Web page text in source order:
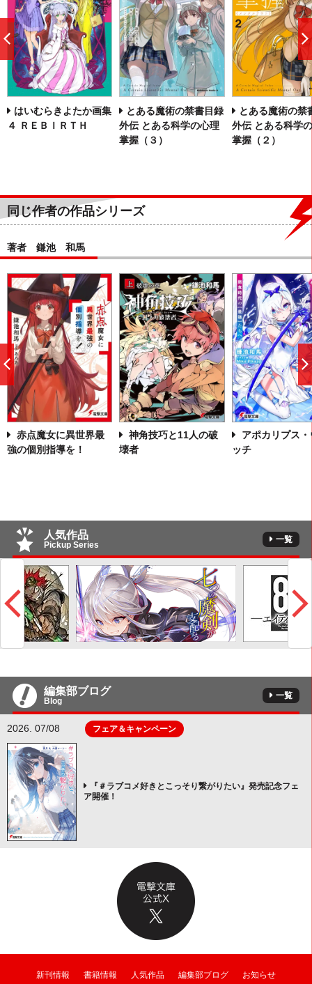
はいむらきよたか画集
４ ＲＥＢＩＲＴＨ
とある魔術の禁書目録
外伝 とある科学の心理
掌握（３）
とある魔術の禁
外伝 とある科学
掌握（２）
前
へ
同じ作者の作品シリーズ
著者 鎌池 和馬
赤点魔女に異世界最
強の個別指導を！
神角技巧と11人の破
壊者
アポカリプス・
ッチ
前
へ
人気作品
Pickup Series
一覧
編集部ブログ
Blog
一覧
2026. 07/08 フェア＆キャンペーン
『＃ラブコメ好きとこっそり繋がりたい』発売記念フェ
ア開催！
新刊情報 書籍情報 人気作品 編集部ブログ お知らせ